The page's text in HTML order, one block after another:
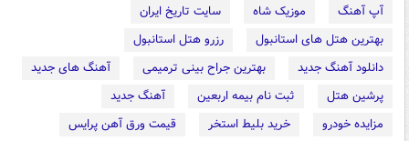
آپ آهنگ موزیک شاه
سایت تاریخ ایران
بهترین هتل های استانبول
رزرو هتل استانبول
دانلود آهنگ جدید
بهترین جراح بینی ترمیمی
آهنگ های جدید
پرشین هتل
ثبت نام بیمه اربعین
آهنگ جدید
مزایده خودرو
خرید بلیط استخر
قیمت ورق آهن پرایس